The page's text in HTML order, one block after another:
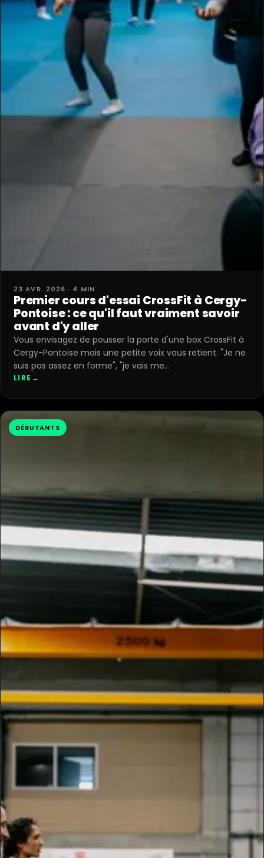
23 AVR. 2026 · 4 MIN
Premier cours d'essai CrossFit à Cergy-
Pontoise : ce qu'il faut vraiment savoir
avant d'y aller
Vous envisagez de pousser la porte d'une box CrossFit à
Cergy-Pontoise mais une petite voix vous retient. "Je ne
suis pas assez en forme", "je vais me…
LIRE →
DÉBUTANTS